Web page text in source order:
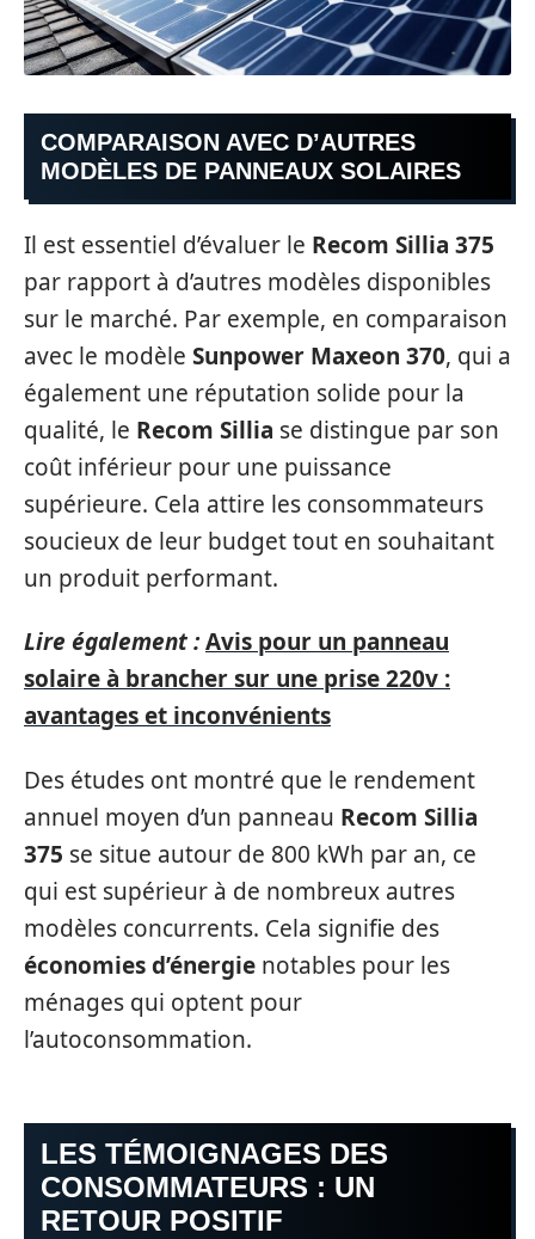
COMPARAISON AVEC D’AUTRES
MODÈLES DE PANNEAUX SOLAIRES
Il est essentiel d’évaluer le Recom Sillia 375
par rapport à d’autres modèles disponibles
sur le marché. Par exemple, en comparaison
avec le modèle Sunpower Maxeon 370, qui a
également une réputation solide pour la
qualité, le Recom Sillia se distingue par son
coût inférieur pour une puissance
supérieure. Cela attire les consommateurs
soucieux de leur budget tout en souhaitant
un produit performant.
Lire également :Avis pour un panneau
solaire à brancher sur une prise 220v :
avantages et inconvénients
Des études ont montré que le rendement
annuel moyen d’un panneau Recom Sillia
375 se situe autour de 800 kWh par an, ce
qui est supérieur à de nombreux autres
modèles concurrents. Cela signifie des
économies d’énergie notables pour les
ménages qui optent pour
l’autoconsommation.
LES TÉMOIGNAGES DES
CONSOMMATEURS : UN
RETOUR POSITIF